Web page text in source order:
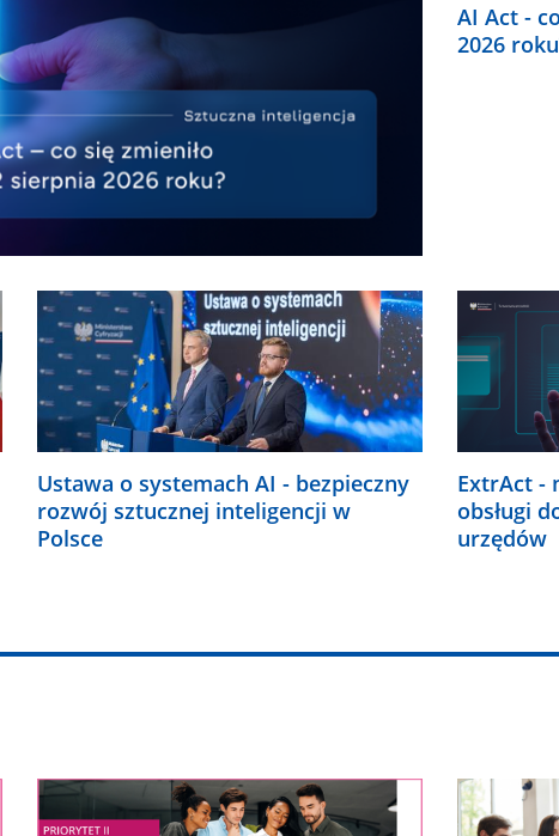
AI Act -
2026
Ustawa o systemach AI - bezpieczny
rozwój sztucznej inteligencji w
Polsce
ExtrAct -
obsługi
urzędów